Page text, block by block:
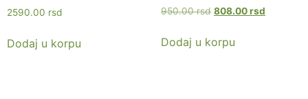
Ocenjeno sa
5.00
2590.00 rsd
Dodaj u korpu
950.00rsd 808.00rsd
Dodaj u korpu